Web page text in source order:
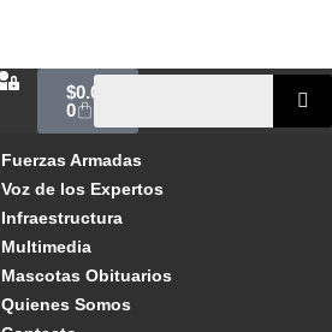
$0.00
0
Fuerzas Armadas
Voz de los Expertos
Infraestructura
Multimedia
Mascotas Obituarios
Quienes Somos